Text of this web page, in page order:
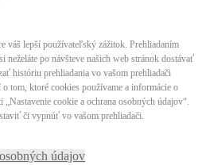
váš lepší používateľský zážitok. Prehliadaním
neželáte po návšteve našich web stránok dostávať
históriu prehliadania vo vašom prehliadači
tom, ktoré cookies používame a informácie o
cookie a ochrana osobných údajov“.
či vypnúť vo vašom prehliadači.
údajov